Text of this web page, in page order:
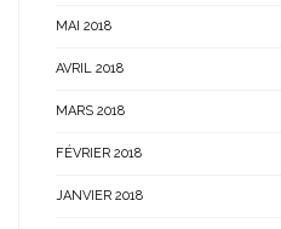
MAI 2018
AVRIL 2018
MARS 2018
FÉVRIER 2018
JANVIER 2018